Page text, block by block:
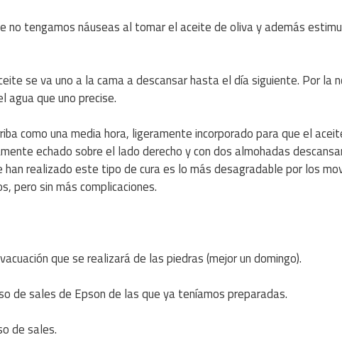
no tengamos náuseas al tomar el aceite de oliva y además
se va uno a la cama a descansar hasta el día siguiente. Por la
agua que uno precise.
como una media hora, ligeramente incorporado para que el
echado sobre el lado derecho y con dos almohadas
han realizado este tipo de cura es lo más desagradable por los
pero sin más complicaciones.
que se realizará de las piedras (mejor un domingo).
de sales de Epson de las que ya teníamos preparadas.
de sales.